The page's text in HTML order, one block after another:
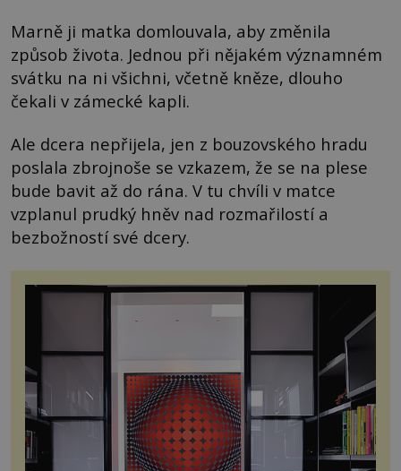
Marně ji matka domlouvala, aby změnila
způsob života. Jednou při nějakém významném
svátku na ni všichni, včetně kněze, dlouho
čekali v zámecké kapli.
Ale dcera nepřijela, jen z bouzovského hradu
poslala zbrojnoše se vzkazem, že se na plese
bude bavit až do rána. V tu chvíli v matce
vzplanul prudký hněv nad rozmařilostí a
bezbožností své dcery.